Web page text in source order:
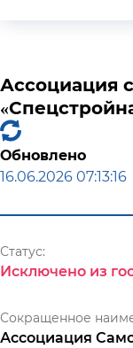
Ассоциация
Обновлено
16.06.2026 07:13:16
Статус:
Исключено из
Сокращенное
Ассоциация